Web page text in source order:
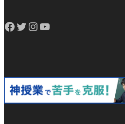
Facebook Twitter Instagram YouTube